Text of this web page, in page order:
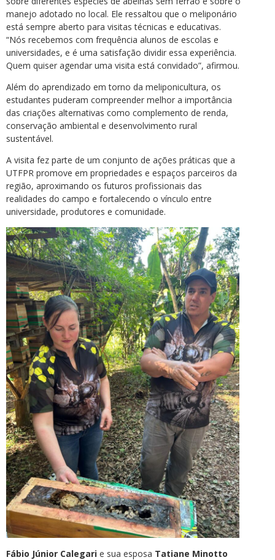
manejo adotado no local. Ele ressaltou que o meliponário
está sempre aberto para visitas técnicas e educativas.
“Nós recebemos com frequência alunos de escolas e
universidades, e é uma satisfação dividir essa experiência.
Quem quiser agendar uma visita está convidado”, afirmou.
Além do aprendizado em torno da meliponicultura, os
estudantes puderam compreender melhor a importância
das criações alternativas como complemento de renda,
conservação ambiental e desenvolvimento rural
sustentável.
A visita fez parte de um conjunto de ações práticas que a
UTFPR promove em propriedades e espaços parceiros da
região, aproximando os futuros profissionais das
realidades do campo e fortalecendo o vínculo entre
universidade, produtores e comunidade.
Fábio Júnior Calegari e sua esposa Tatiane Minotto